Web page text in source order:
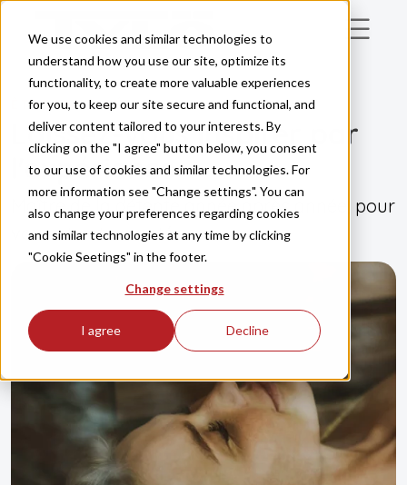
We use cookies and similar technologies to
understand how you use our site, optimize its
functionality, to create more valuable experiences
for you, to keep our site secure and functional, and
deliver content tailored to your interests. By
clicking on the "I agree" button below, you consent
to our use of cookies and similar technologies. For
more information see "Change settings". You can
also change your preferences regarding cookies
and similar technologies at any time by clicking
"Cookie Seetings" in the footer.
Change settings
I agree Decline
Skip to main content
ÊTRE INSPIRÉ
Laissez-vous inspirer par
l'expérience
Maître de la détente année après année, pour
vous et votre santé.